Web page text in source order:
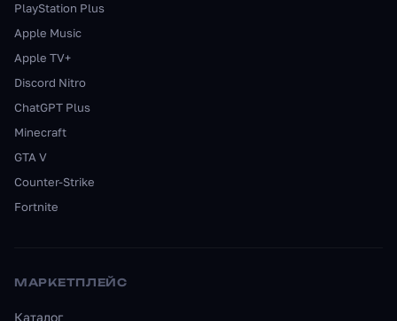
PlayStation Plus
Apple Music
Apple TV+
Discord Nitro
ChatGPT Plus
Minecraft
GTA V
Counter-Strike
Fortnite
МАРКЕТПЛЕЙС
Каталог